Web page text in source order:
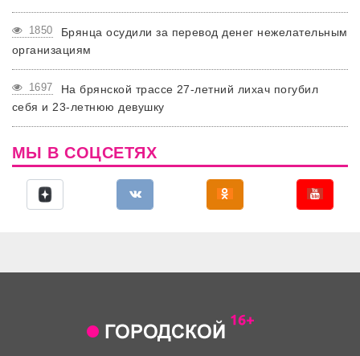
1850
Брянца осудили за перевод денег нежелательным
организациям
1697
На брянской трассе 27-летний лихач погубил
себя и 23-летнюю девушку
МЫ В СОЦСЕТЯХ